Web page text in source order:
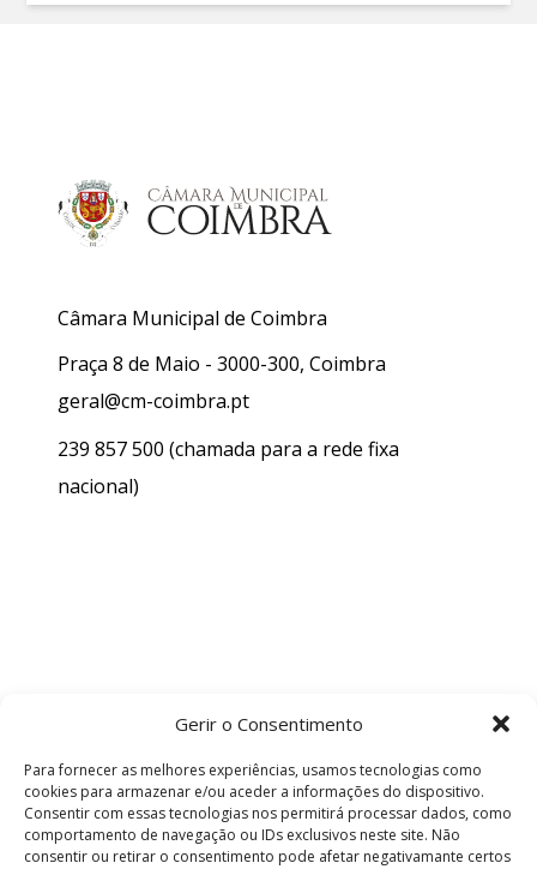
Gerir o Consentimento
Para fornecer as melhores experiências, usamos tecnologias como
cookies para armazenar e/ou aceder a informações do dispositivo.
Consentir com essas tecnologias nos permitirá processar dados, como
comportamento de navegação ou IDs exclusivos neste site. Não
consentir ou retirar o consentimento pode afetar negativamante certos
Câmara Municipal de Coimbra
Praça 8 de Maio - 3000-300, Coimbra
geral@cm-coimbra.pt
239 857 500 (chamada para a rede fixa
nacional)